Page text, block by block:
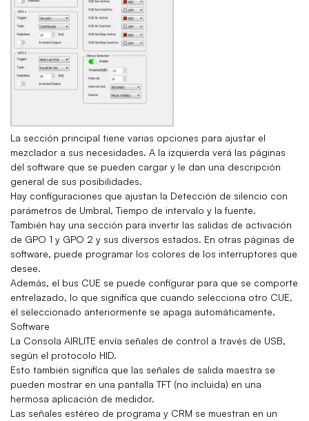
La sección principal tiene varias opciones para ajustar el
mezclador a sus necesidades. A la izquierda verá las páginas
del software que se pueden cargar y le dan una descripción
general de sus posibilidades.
Hay configuraciones que ajustan la Detección de silencio con
parámetros de Umbral, Tiempo de intervalo y la fuente.
También hay una sección para invertir las salidas de activación
de GPO 1 y GPO 2 y sus diversos estados. En otras páginas de
software, puede programar los colores de los interruptores que
desee.
Además, el bus CUE se puede configurar para que se comporte
entrelazado, lo que significa que cuando selecciona otro CUE,
el seleccionado anteriormente se apaga automáticamente.
Software
La Consola AIRLITE envía señales de control a través de USB,
según el protocolo HID.
Esto también significa que las señales de salida maestra se
pueden mostrar en una pantalla TFT (no incluida) en una
hermosa aplicación de medidor.
Las señales estéreo de programa y CRM se muestran en un